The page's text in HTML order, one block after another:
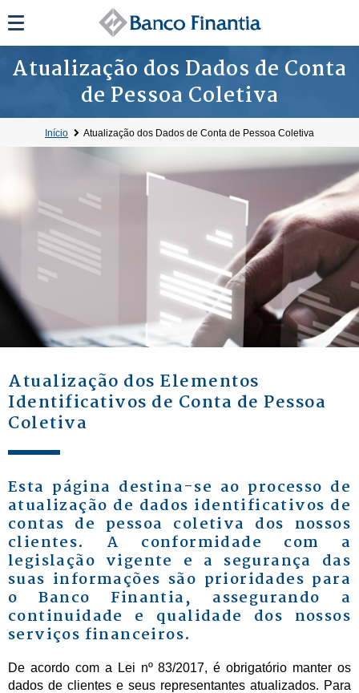
Atualização dos Dados de Conta
de Pessoa Coletiva
Início Atualização dos Dados de Conta de Pessoa Coletiva
Atualização dos Elementos
Identificativos de Conta de Pessoa
Coletiva
Esta página destina-se ao processo de
atualização de dados identificativos de
contas de pessoa coletiva dos nossos
clientes. A conformidade com a
legislação vigente e a segurança das
suas informações são prioridades para
o Banco Finantia, assegurando a
continuidade e qualidade dos nossos
serviços financeiros.
De acordo com a Lei nº 83/2017, é obrigatório manter os
dados de clientes e seus representantes atualizados. Para